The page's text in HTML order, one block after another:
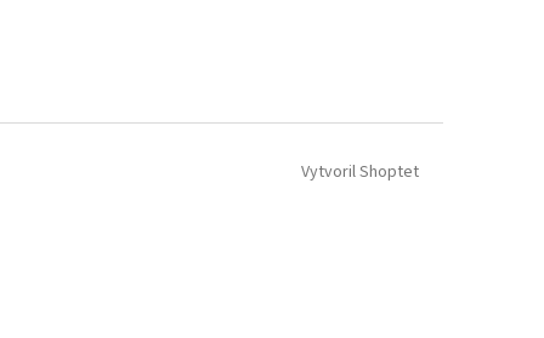
Vytvoril Shoptet